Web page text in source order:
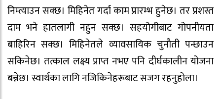
निम्त्याउन सक्छ। मिहिनेत गर्दा काम प्रारम्भ हुनेछ। तर प्रशस्त
दाम भने हातलागी नहुन सक्छ। सहयोगीबाट गोपनीयता
बाहिरिन सक्छ। मिहिनेतले व्यावसायिक चुनौती पन्छाउन
सकिनेछ। तत्काल लक्ष्य प्राप्त नभए पनि दीर्घकालीन योजना
बन्नेछ। स्वार्थका लागि नजिकिनेहरूबाट सजग रहनुहोला।